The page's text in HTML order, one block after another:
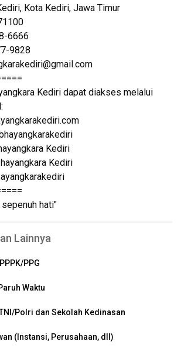
Kota Kediri, Jawa Timur
6666
9828
Kediri dapat diakses melalui
Kediri
Kediri
hati"
Lainnya
PPG
Waktu
Polri dan Sekolah Kedinasan
(Instansi, Perusahaan, dll)